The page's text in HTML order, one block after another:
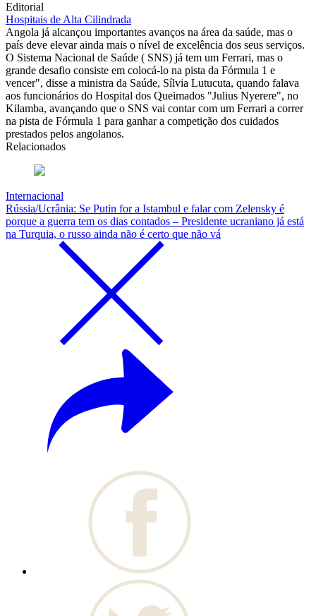
Editorial
Hospitais de Alta Cilindrada
Angola já alcançou importantes avanços na área da saúde, mas o
país deve elevar ainda mais o nível de excelência dos seus serviços.
O Sistema Nacional de Saúde ( SNS) já tem um Ferrari, mas o
grande desafio consiste em colocá-lo na pista da Fórmula 1 e
vencer", disse a ministra da Saúde, Sílvia Lutucuta, quando falava
aos funcionários do Hospital dos Queimados "Julius Nyerere", no
Kilamba, avançando que o SNS vai contar com um Ferrari a correr
na pista de Fórmula 1 para ganhar a competição dos cuidados
prestados pelos angolanos.
Relacionados
Internacional
Rússia/Ucrânia: Se Putin for a Istambul e falar com Zelensky é
porque a guerra tem os dias contados – Presidente ucraniano já está
na Turquia, o russo ainda não é certo que não vá